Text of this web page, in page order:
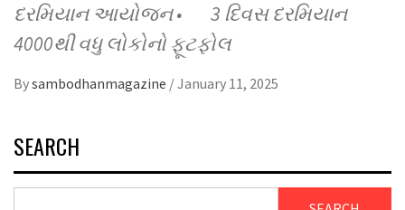
દરમિયાન આયોજન • 3 દિવસ દરમિયાન
4000થી વધુ લોકોનો ફૂટફોલ
Bysambodhanmagazine /January 11, 2025
SEARCH